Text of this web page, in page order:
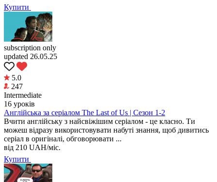
Купити
subscription only
updated 26.05.25
5.0
247
Intermediate
16 уроків
Англійська за серіалом The Last of Us | Сезон 1-2
Вчити англійську з найсвіжішим серіалом - це класно. Ти
можеш відразу використовувати набуті знання, щоб дивитись
серіал в оригіналі, обговорювати ...
від 210 UAH/міс.
Купити